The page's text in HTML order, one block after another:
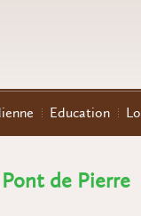
Education
de Pierre